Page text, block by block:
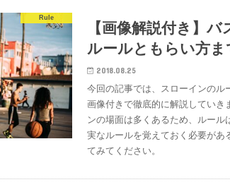
Rule
【画像解説付き】
ルールともらい方ま
2018.08.25
今回の記事では、スローインのル
画像付きで徹底的に解説していき
ンの場面は多くあるため、ルー
実なルールを覚えておく必要があ
てみてください。